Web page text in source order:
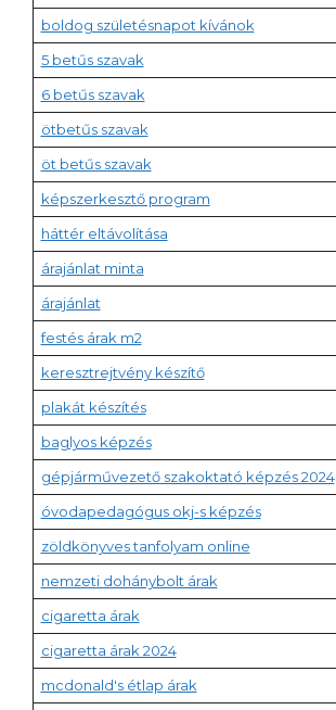
boldog születésnapot kívánok
5 betűs szavak
6 betűs szavak
ötbetűs szavak
öt betűs szavak
képszerkesztő program
háttér eltávolítása
árajánlat minta
árajánlat
festés árak m2
keresztrejtvény készítő
plakát készítés
baglyos képzés
gépjárművezető szakoktató képzés 2024
óvodapedagógus okj-s képzés
zöldkönyves tanfolyam online
nemzeti dohánybolt árak
cigaretta árak
cigaretta árak 2024
mcdonald's étlap árak